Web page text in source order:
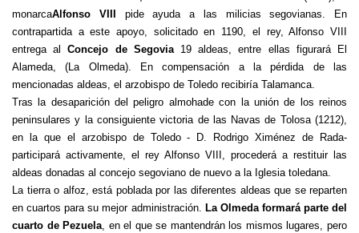
monarcaAlfonso VIII
pide ayuda a las milicias segovianas. En
contrapartida a este apoyo, solicitado en 1190, el rey, Alfonso VIII
entrega alConcejo de Segovia19 aldeas, entre ellas figurará El
Alameda, (La Olmeda). En compensación a la pérdida de las
mencionadas aldeas, el arzobispo de Toledo recibiría Talamanca.
Tras la desaparición del peligro almohade con la unión de los reinos
peninsulares y la consiguiente victoria de las Navas de Tolosa (1212),
en la que el arzobispo de Toledo - D. Rodrigo Ximénez de Rada-
participará activamente, el rey Alfonso VIII, procederá a restituir las
aldeas donadas al concejo segoviano de nuevo a la Iglesia toledana.
La tierra o alfoz, está poblada por las diferentes aldeas que se reparten
en cuartos para su mejor administración. La Olmeda formará parte del
cuarto de Pezuela, en el que se mantendrán los mismos lugares, pero